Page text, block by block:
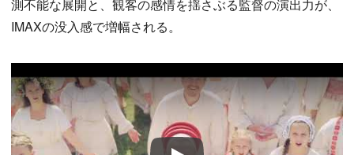
測不能な展開と、観客の感情を揺さぶる監督の演出力が、
IMAXの没入感で増幅される。